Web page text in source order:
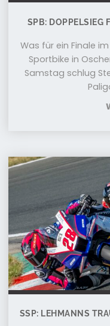
SPB: DOPPELSIEG
Was für ein Finale im
Sportbike in
Samstag schlug
SSP: LEHMANNS